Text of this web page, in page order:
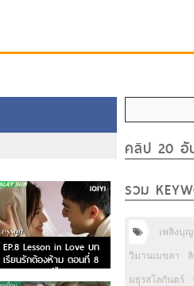
EP.8 Lesson in Love บท
เรียนรักต้องห้าม ตอนที่ 8
พากย์ไทย
คลิป 20 อั
รวม
เพลิงบุญ
วิมานเมขลา
มธุรสโลกันตร์